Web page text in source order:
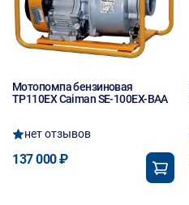
Мотопомпа бензиновая
TP110EX Caiman SE-100EX-BAA
нет отзывов
137 000 ₽